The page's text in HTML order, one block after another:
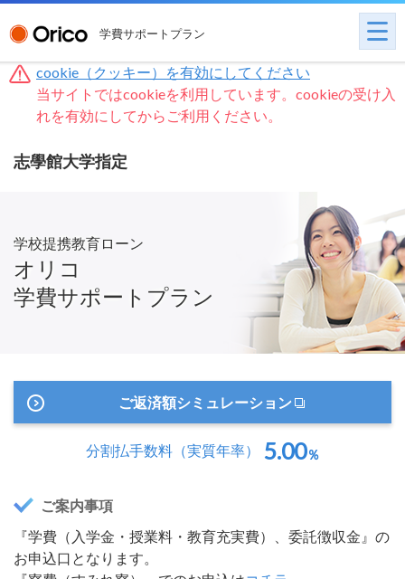
学費サポートプラン
cookie（クッキー）を有効にしてください
当サイトではcookieを利用しています。cookieの受け入
れを有効にしてからご利用ください。
志學館大学指定
学校提携教育ローン
オリコ
学費サポートプラン
ご返済額シミュレーション
分割払手数料（実質年率） 5.00％
ご案内事項
『学費（入学金・授業料・教育充実費）、委託徴収金』の
お申込口となります。